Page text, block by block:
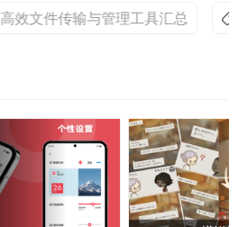
高效文件传输与管理工具汇总